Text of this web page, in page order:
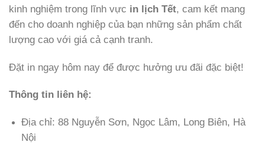
kinh nghiệm trong lĩnh vực in lịch Tết, cam kết mang
đến cho doanh nghiệp của bạn những sản phẩm chất
lượng cao với giá cả cạnh tranh.
Đặt in ngay hôm nay để được hưởng ưu đãi đặc biệt!
Thông tin liên hệ:
Địa chỉ: 88 Nguyễn Sơn, Ngọc Lâm, Long Biên, Hà
Nội